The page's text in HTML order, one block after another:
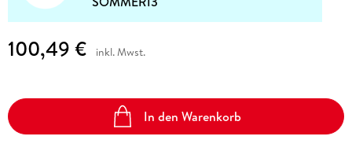
100,49 € inkl. Mwst.
In den Warenkorb